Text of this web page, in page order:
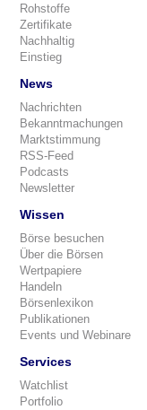
Rohstoffe
Zertifikate
Nachhaltig
Einstieg
News
Nachrichten
Bekanntmachungen
Marktstimmung
RSS-Feed
Podcasts
Newsletter
Wissen
Börse besuchen
Über die Börsen
Wertpapiere
Handeln
Börsenlexikon
Publikationen
Events und Webinare
Services
Watchlist
Portfolio